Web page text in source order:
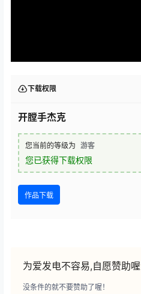
下载权限
开膛手杰克
您当前的等级为 游客
您已获得下载权限
作品下载
为爱发电不容易,自愿赞助喔
没条件的就不要赞助了喔！